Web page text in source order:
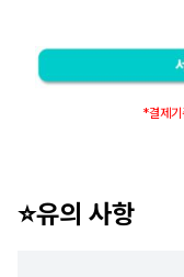
*결제
⭐유의 사항